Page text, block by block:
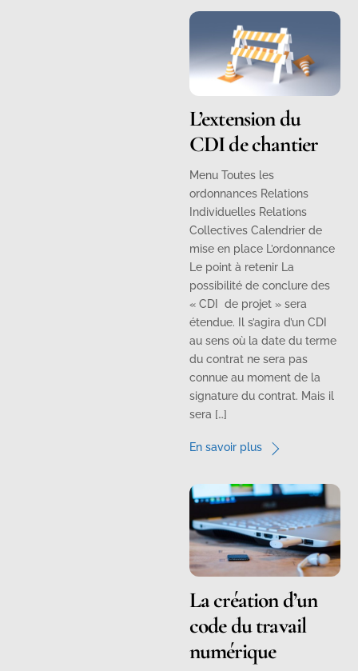
L’extension du
CDI de chantier
Menu Toutes les
ordonnances Relations
Individuelles Relations
Collectives Calendrier de
mise en place L’ordonnance
Le point à retenir La
possibilité de conclure des
« CDI de projet » sera
étendue. Il s’agira d’un CDI
au sens où la date du terme
du contrat ne sera pas
connue au moment de la
signature du contrat. Mais il
sera […]
En savoir plus
La création d’un
code du travail
numérique